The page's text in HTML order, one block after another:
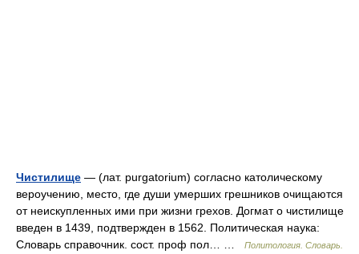
Чистилище — (лат. purgatorium) согласно католическому
вероучению, место, где души умерших грешников очищаются
от неискупленных ими при жизни грехов. Догмат о чистилище
введен в 1439, подтвержден в 1562. Политическая наука:
Словарь справочник. сост. проф пол… …
Политология. Словарь.